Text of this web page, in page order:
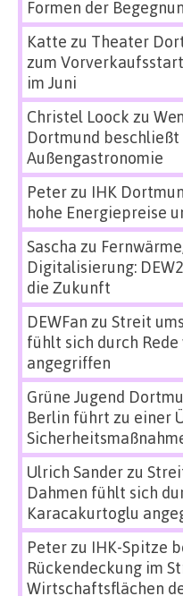
Formen der
Katte zu Theater
zum
im Juni
Christel Loock zu
Dortmund
Außengastronomie
Peterzu IHK
hohe Energiepreise
Sascha zu
Digitalisierung:
die Zukunft
DEWFan zu Streit
fühlt sich durch
angegriffen
Grüne Jugend
Berlin führt zu einer
Ulrich Sanderzu
Dahmen fühlt sich
Karacakurtoglu
Peterzu IHK-Spitze
Rückendeckung im
Wirtschaftsflächen